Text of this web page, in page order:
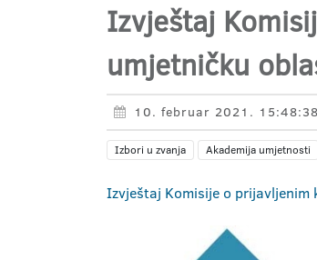
Izvještaj
umjetničku
10. februar 2021. 15:48:38
Izbori u zvanja Akademija umjetnosti
Izvještaj Komisije o prijavljenim